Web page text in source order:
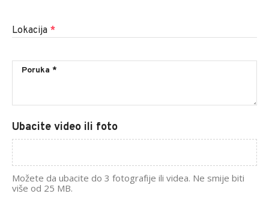
Lokacija *
Ubacite video ili foto
Možete da ubacite do 3 fotografije ili videa. Ne smije biti
više od 25 MB.